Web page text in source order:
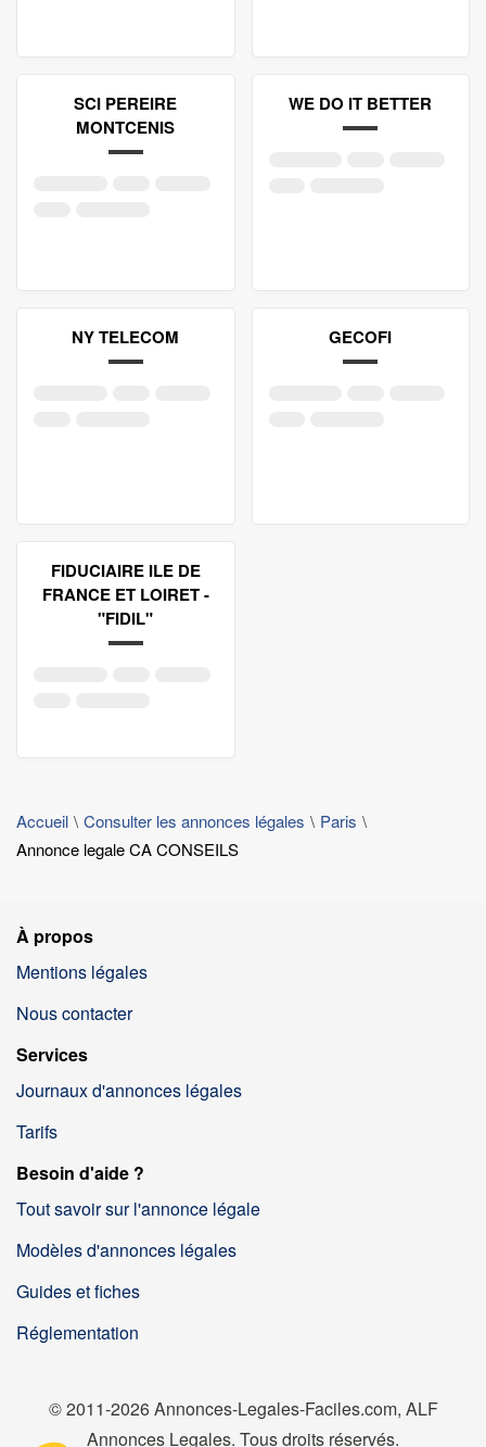
SCI PEREIRE
MONTCENIS
WE DO IT BETTER
NY TELECOM GECOFI
FIDUCIAIRE ILE DE
FRANCE ET LOIRET -
"FIDIL"
Accueil Consulter les annonces légales
Paris
Annonce legale CA CONSEILS
À propos
Mentions légales
Nous contacter
Services
Journaux d'annonces légales
Tarifs
Besoin d'aide ?
Tout savoir sur l'annonce légale
Modèles d'annonces légales
Guides et fiches
Réglementation
© 2011-2026 Annonces-Legales-Faciles.com, ALF
Annonces Legales. Tous droits réservés.